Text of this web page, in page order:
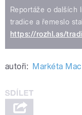
Reportáže o dalších
tradice a řemeslo
https://rozhl.as/
autoři: Markéta